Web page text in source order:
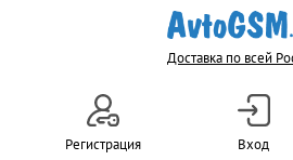
Доставка по всей
Регистрация Вход